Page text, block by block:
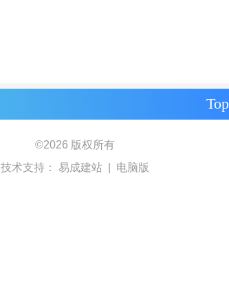
Top
©2026 版权所有
技术支持： 易成建站 电脑版